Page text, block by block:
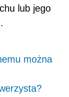
lub jego
można